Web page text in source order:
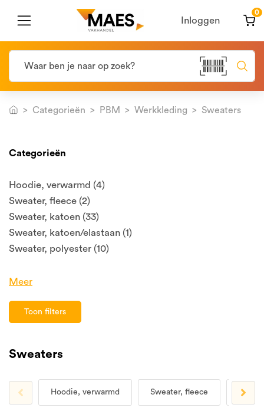
Inloggen
0
Categorieën PBM Werkkleding Sweaters
Categorieën
Hoodie, verwarmd (4)
Sweater, fleece (2)
Sweater, katoen (33)
Sweater, katoen/elastaan (1)
Sweater, polyester (10)
Meer
Toon filters
Sweaters
Hoodie, verwarmd Sweater, fleece